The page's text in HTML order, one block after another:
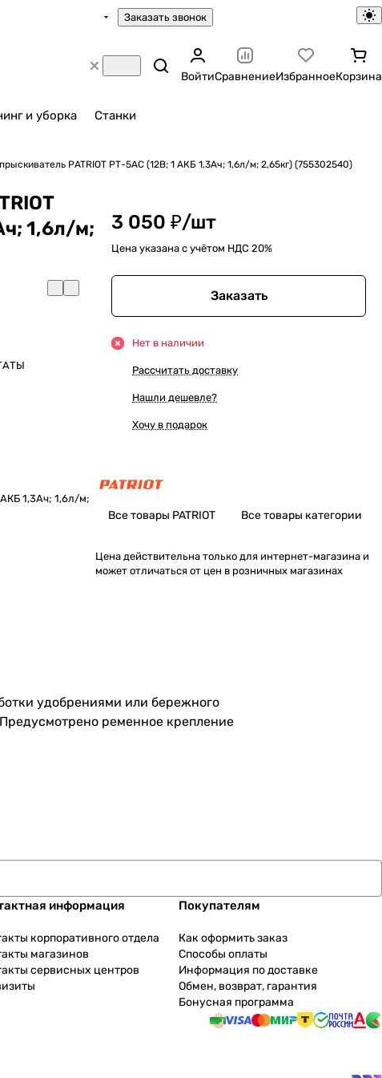
Заказать звонок
ВойтиСравнениеИзбранноеКорзина
и уборка Станки
PATRIOT РТ-5АС (12В; 1 АКБ 1,3Ач; 1,6л/м; 2,65кг) (755302540)
1,6л/м;
1,3Ач; 1,6л/м;
3 050 ₽/шт
Цена указана с учётом НДС 20%
Заказать
Нет в наличии
Рассчитать доставку
Нашли дешевле?
Хочу в подарок
Все товары PATRIOT Все товары категории
Цена действительна только для интернет-магазина и
может отличаться от цен в розничных магазинах
удобрениями или бережного
ременное крепление
информация
корпоративного отдела
магазинов
сервисных центров
Покупателям
Как оформить заказ
Способы оплаты
Информация по доставке
Обмен, возврат, гарантия
Бонусная программа